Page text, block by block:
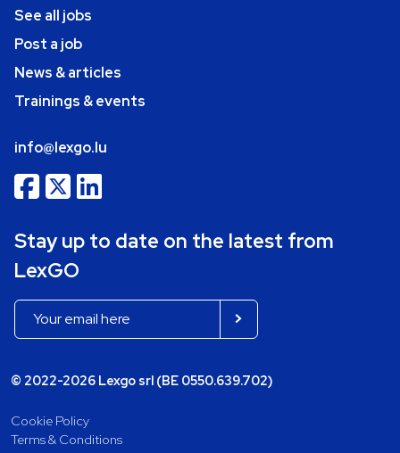
See all jobs
Post a job
News & articles
Trainings & events
info@lexgo.lu
Stay up to date on the latest from
LexGO
© 2022-2026 Lexgo srl (BE 0550.639.702)
Cookie Policy
Terms & Conditions